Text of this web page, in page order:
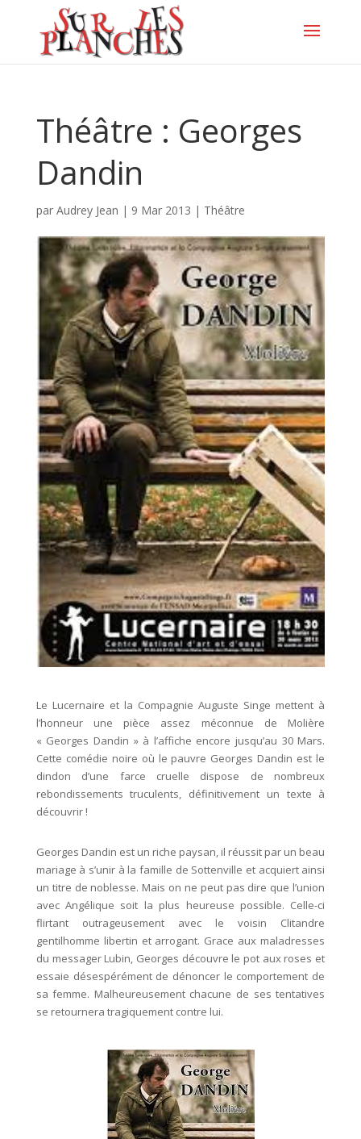
Théâtre : Georges
Dandin
par Audrey Jean | 9 Mar 2013 | Théâtre
Le Lucernaire et la Compagnie Auguste Singe mettent à
l’honneur une pièce assez méconnue de Molière
« Georges Dandin » à l’affiche encore jusqu’au 30 Mars.
Cette comédie noire où le pauvre Georges Dandin est le
dindon d’une farce cruelle dispose de nombreux
rebondissements truculents, définitivement un texte à
découvrir !
Georges Dandin est un riche paysan, il réussit par un beau
mariage à s’unir à la famille de Sottenville et acquiert ainsi
un titre de noblesse. Mais on ne peut pas dire que l’union
avec Angélique soit la plus heureuse possible. Celle-ci
flirtant outrageusement avec le voisin Clitandre
gentilhomme libertin et arrogant. Grace aux maladresses
du messager Lubin, Georges découvre le pot aux roses et
essaie désespérément de dénoncer le comportement de
sa femme. Malheureusement chacune de ses tentatives
se retournera tragiquement contre lui.